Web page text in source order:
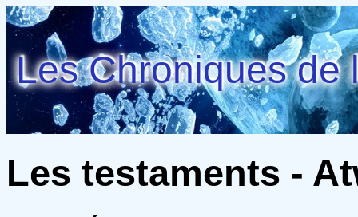
Les Chroniques de
Les testaments -